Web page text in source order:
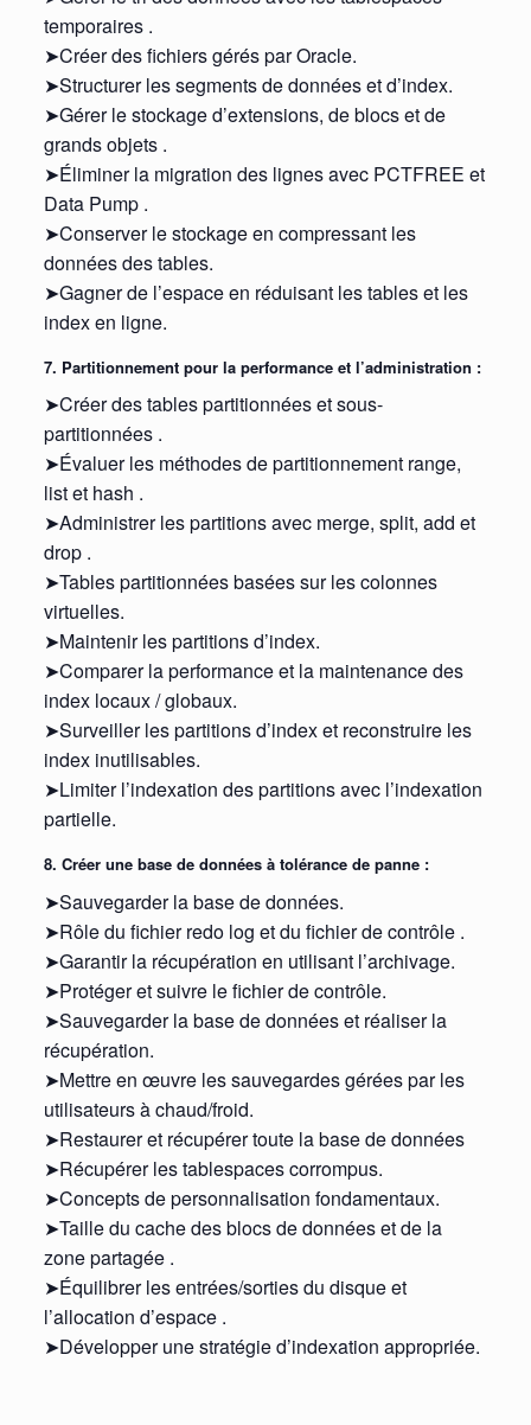
temporaires .
➤Créer des fichiers gérés par Oracle.
➤Structurer les segments de données et d’index.
➤Gérer le stockage d’extensions, de blocs et de
grands objets .
➤Éliminer la migration des lignes avec PCTFREE et
Data Pump .
➤Conserver le stockage en compressant les
données des tables.
➤Gagner de l’espace en réduisant les tables et les
index en ligne.
7. Partitionnement pour la performance et l’administration :
➤Créer des tables partitionnées et sous-
partitionnées .
➤Évaluer les méthodes de partitionnement range,
list et hash .
➤Administrer les partitions avec merge, split, add et
drop .
➤Tables partitionnées basées sur les colonnes
virtuelles.
➤Maintenir les partitions d’index.
➤Comparer la performance et la maintenance des
index locaux / globaux.
➤Surveiller les partitions d’index et reconstruire les
index inutilisables.
➤Limiter l’indexation des partitions avec l’indexation
partielle.
8. Créer une base de données à tolérance de panne :
➤Sauvegarder la base de données.
➤Rôle du fichier redo log et du fichier de contrôle .
➤Garantir la récupération en utilisant l’archivage.
➤Protéger et suivre le fichier de contrôle.
➤Sauvegarder la base de données et réaliser la
récupération.
➤Mettre en œuvre les sauvegardes gérées par les
utilisateurs à chaud/froid.
➤Restaurer et récupérer toute la base de données
➤Récupérer les tablespaces corrompus.
➤Concepts de personnalisation fondamentaux.
➤Taille du cache des blocs de données et de la
zone partagée .
➤Équilibrer les entrées/sorties du disque et
l’allocation d’espace .
➤Développer une stratégie d’indexation appropriée.